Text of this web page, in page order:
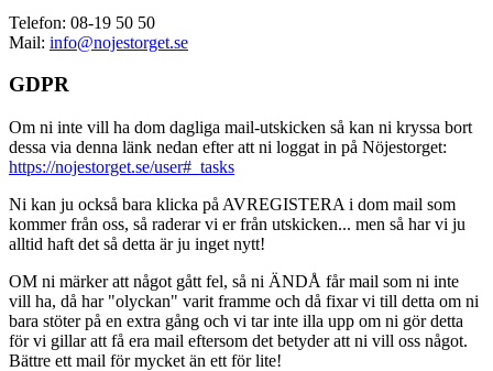
Telefon: 08-19 50 50
Mail: info@nojestorget.se
GDPR
Om ni inte vill ha dom dagliga mail-utskicken så kan ni kryssa bort
dessa via denna länk nedan efter att ni loggat in på Nöjestorget:
https://nojestorget.se/user#_tasks
Ni kan ju också bara klicka på AVREGISTERA i dom mail som
kommer från oss, så raderar vi er från utskicken... men så har vi ju
alltid haft det så detta är ju inget nytt!
OM ni märker att något gått fel, så ni ÄNDÅ får mail som ni inte
vill ha, då har "olyckan" varit framme och då fixar vi till detta om ni
bara stöter på en extra gång och vi tar inte illa upp om ni gör detta
för vi gillar att få era mail eftersom det betyder att ni vill oss något.
Bättre ett mail för mycket än ett för lite!